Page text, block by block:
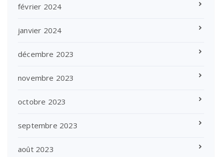
février 2024
janvier 2024
décembre 2023
novembre 2023
octobre 2023
septembre 2023
août 2023